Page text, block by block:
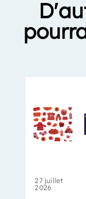
27 juillet
2026